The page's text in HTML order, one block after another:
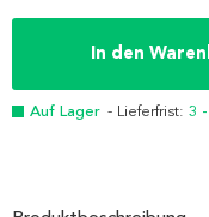
In den
Auf Lager - Lieferfrist: 3